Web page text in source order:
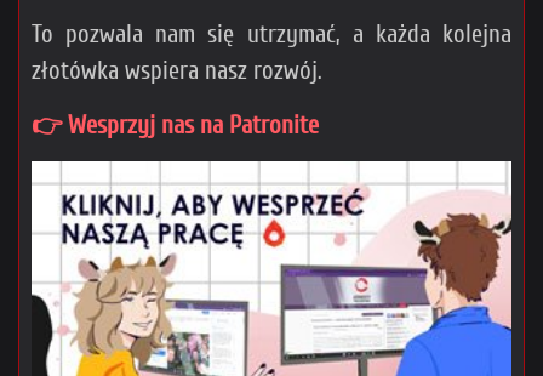
To pozwala nam się utrzymać, a każda kolejna
złotówka wspiera nasz rozwój.
👉 Wesprzyj nas na Patronite